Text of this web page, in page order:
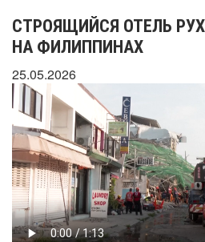
СТРОЯЩИЙСЯ ОТЕЛЬ
НА ФИЛИППИНАХ
25.05.2026